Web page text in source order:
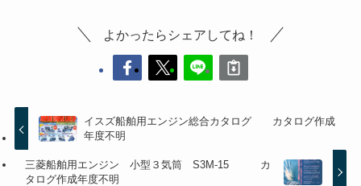
よかったらシェアしてね！
イスズ船舶用エンジン総合カタログ カタログ作成
年度不明
三菱船舶用エンジン 小型３気筒 S3M-15 カ
タログ作成年度不明